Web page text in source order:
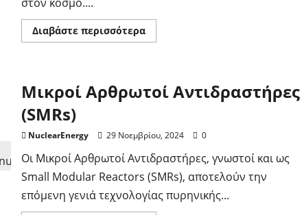
Διαβάστε περισσότεραΔιαβάστε
περισσότερα
οι
Πυρηνικοί
Βήμα
Μικροί Αρθρωτοί Αντιδραστήρες
(SMRs)
NuclearEnergy 29 Νοεμβρίου, 2024 0
Οι Μικροί Αρθρωτοί Αντιδραστήρες, γνωστοί και ως
Small Modular Reactors (SMRs), αποτελούν την
επόμενη γενιά τεχνολογίας πυρηνικής...